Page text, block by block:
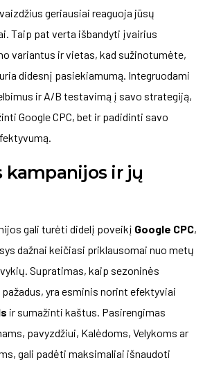
geriausiai reaguoja jūsų
Taip pat verta išbandyti įvairius
variantus ir vietas, kad sužinotumėte,
didesnį pasiekiamumą. Integruodami
ir A/B testavimą į savo strategiją,
Google CPC, bet ir padidinti savo
kampanijos ir jų
gali turėti didelį poveikį Google CPC,
dažnai keičiasi priklausomai nuo metų
Supratimas, kaip sezoninės
yra esminis norint efektyviai
ir sumažinti kaštus. Pasirengimas
pavyzdžiui, Kalėdoms, Velykoms ar
gali padėti maksimaliai išnaudoti